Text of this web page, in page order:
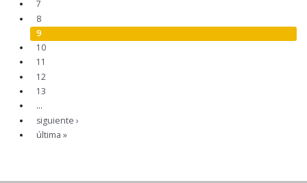
7
8
9
10
11
12
13
…
siguiente ›
última »